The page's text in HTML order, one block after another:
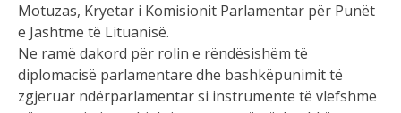
Motuzas, Kryetar i Komisionit Parlamentar për Punët
e Jashtme të Lituanisë.
Ne ramë dakord për rolin e rëndësishëm të
diplomacisë parlamentare dhe bashkëpunimit të
zgjeruar ndërparlamentar si instrumente të vlefshme